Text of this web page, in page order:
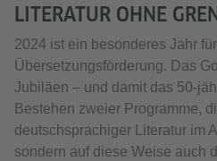
LITERATUR OHNE
2024 ist ein besonderes Jahr
Übersetzungsförderung. Das
Jubiläen – und damit das 50-
Bestehen zweier Programme,
deutschsprachiger Literatur im
sondern auf diese Weise auch